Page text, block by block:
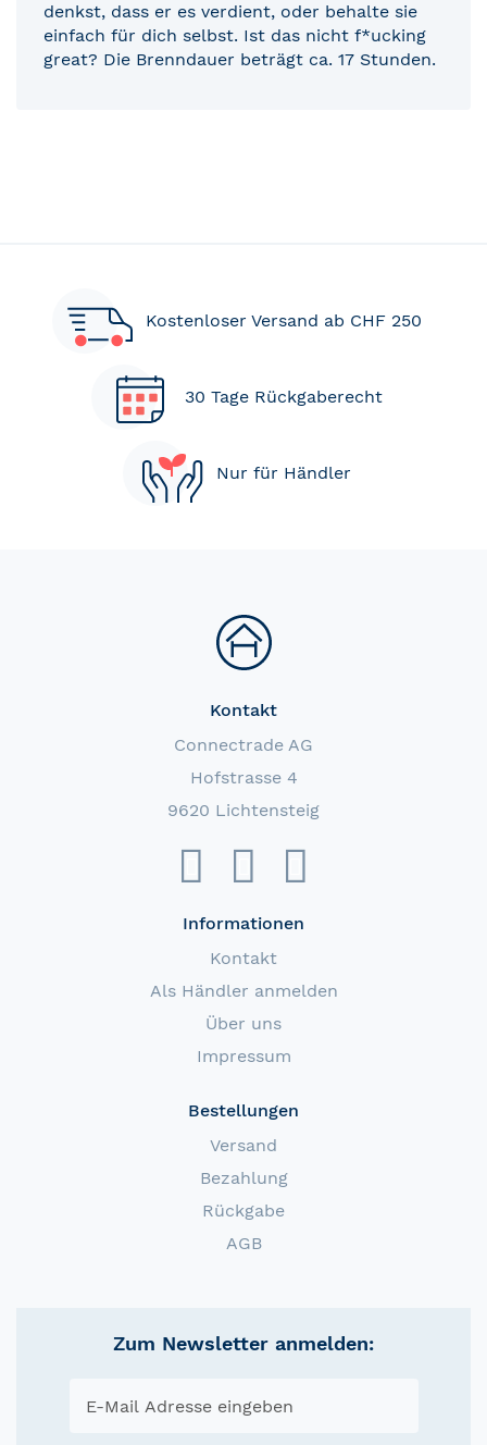
denkst, dass er es verdient, oder behalte sie
einfach für dich selbst. Ist das nicht f*ucking
great? Die Brenndauer beträgt ca. 17 Stunden.
Kostenloser Versand ab CHF 250
30 Tage Rückgaberecht
Nur für Händler
Kontakt
Connectrade AG
Hofstrasse 4
9620 Lichtensteig
Informationen
Kontakt
Als Händler anmelden
Über uns
Impressum
Bestellungen
Versand
Bezahlung
Rückgabe
AGB
Zum Newsletter anmelden: